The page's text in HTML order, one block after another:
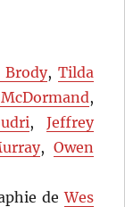
Brody, Tilda
,
, Jeffrey
, Owen
deWes